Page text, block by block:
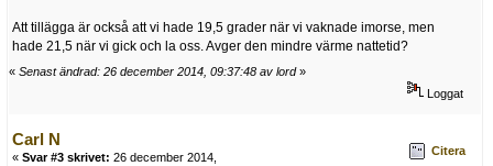
Att tillägga är också att vi hade 19,5 grader när vi vaknade imorse, men
hade 21,5 när vi gick och la oss. Avger den mindre värme nattetid?
« Senast ändrad: 26 december 2014, 09:37:48 av lord»
Loggat
Carl N
« Svar #3 skrivet: 26 december 2014,
Citera